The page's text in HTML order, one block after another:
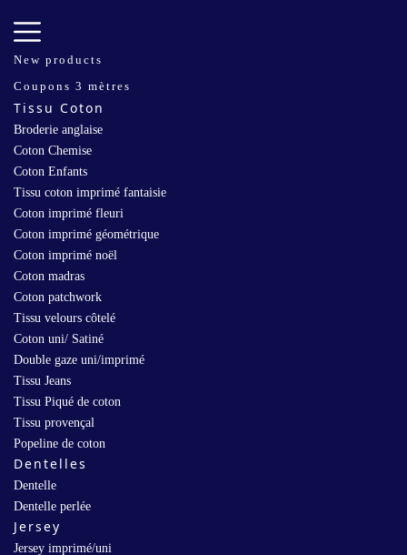
New products
Coupons 3 mètres
Tissu Coton
Broderie anglaise
Coton Chemise
Coton Enfants
Tissu coton imprimé fantaisie
Coton imprimé fleuri
Coton imprimé géométrique
Coton imprimé noël
Coton madras
Coton patchwork
Tissu velours côtelé
Coton uni/ Satiné
Double gaze uni/imprimé
Tissu Jeans
Tissu Piqué de coton
Tissu provençal
Popeline de coton
Dentelles
Dentelle
Dentelle perlée
Jersey
Jersey imprimé/uni